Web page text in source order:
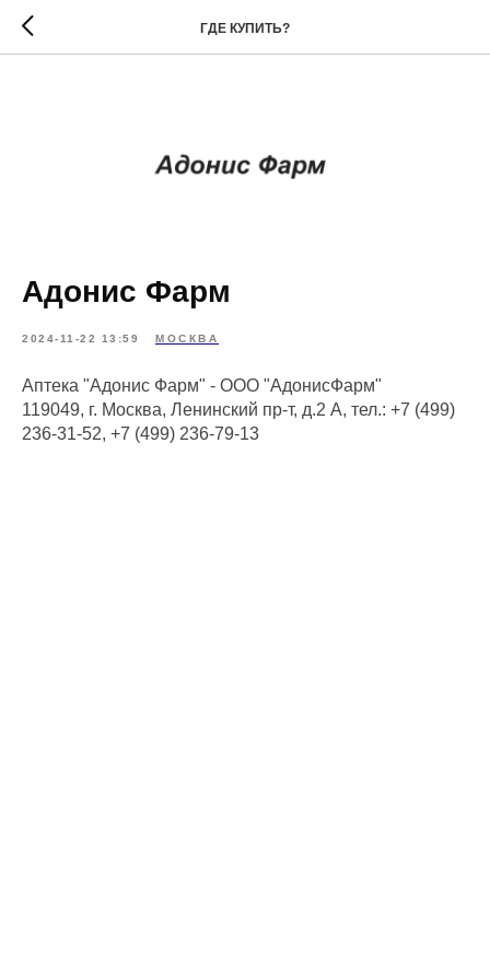
ГДЕ КУПИТЬ?
Адонис Фарм
2024-11-22 13:59 МОСКВА
Аптека "Адонис Фарм" - ООО "АдонисФарм"
119049, г. Москва, Ленинский пр-т, д.2 А, тел.: +7 (499)
236-31-52, +7 (499) 236-79-13